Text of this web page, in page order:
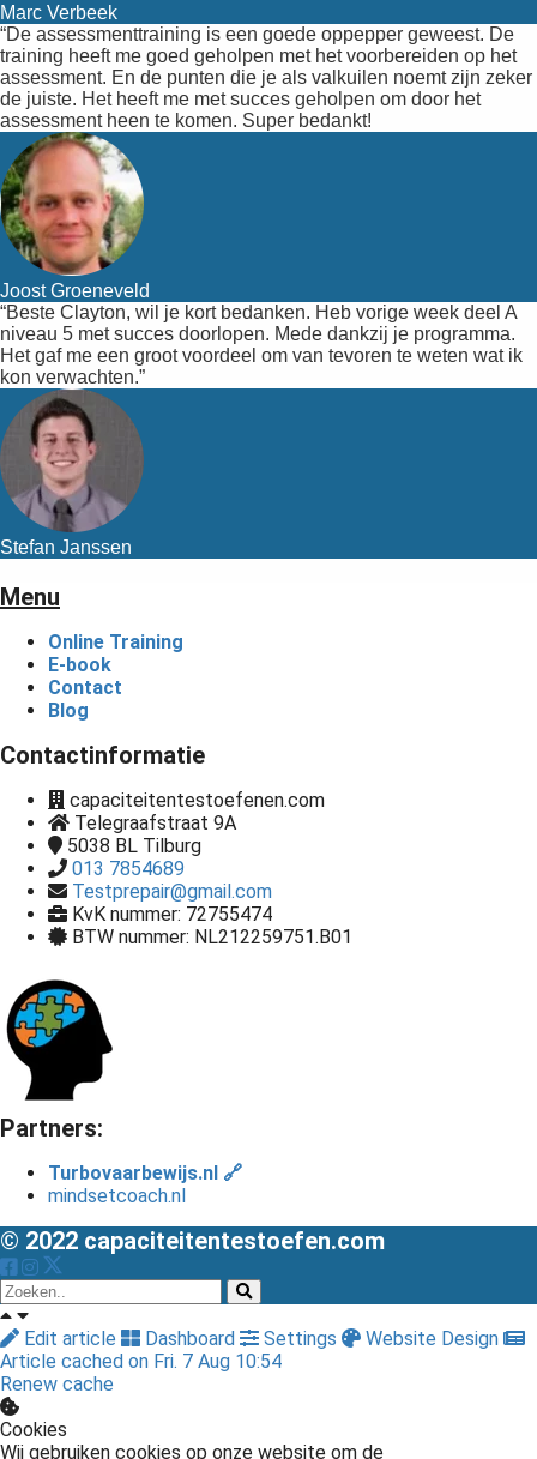
Marc Verbeek
“De assessmenttraining is een goede oppepper geweest. De
training heeft me goed geholpen met het voorbereiden op het
assessment. En de punten die je als valkuilen noemt zijn zeker
de juiste. Het heeft me met succes geholpen om door het
assessment heen te komen. Super bedankt!
Joost Groeneveld
“Beste Clayton, wil je kort bedanken. Heb vorige week deel A
niveau 5 met succes doorlopen. Mede dankzij je programma.
Het gaf me een groot voordeel om van tevoren te weten wat ik
kon verwachten.”
Stefan Janssen
Menu
Online Training
E-book
Contact
Blog
Contactinformatie
capaciteitentestoefenen.com
Telegraafstraat 9A
5038 BL Tilburg
013 7854689
Testprepair@gmail.com
KvK nummer: 72755474
BTW nummer: NL212259751.B01
Partners:
Turbovaarbewijs.nl 🔗
mindsetcoach.nl
© 2022 capaciteitentestoefen.com
Edit article Dashboard Settings
Website Design
Article cached on Fri. 7 Aug 10:54
Renew cache
Cookies
Wij gebruiken cookies op onze website om de